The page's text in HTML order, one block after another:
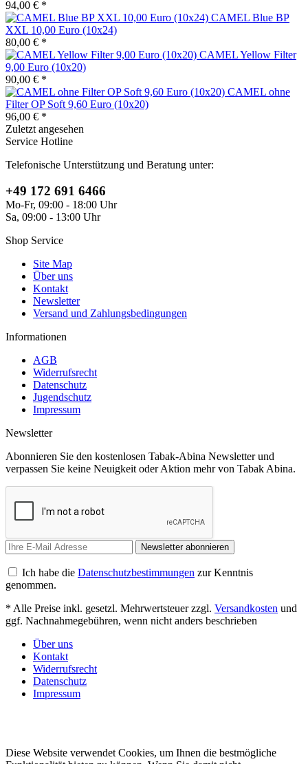
94,00 € *
CAMEL Blue BP
XXL 10,00 Euro (10x24)
80,00 € *
CAMEL Yellow Filter
9,00 Euro (10x20)
90,00 € *
CAMEL ohne
Filter OP Soft 9,60 Euro (10x20)
96,00 € *
Zuletzt angesehen
Service Hotline
Telefonische Unterstützung und Beratung unter:
+49 172 691 6466
Mo-Fr, 09:00 - 18:00 Uhr
Sa, 09:00 - 13:00 Uhr
Shop Service
Site Map
Über uns
Kontakt
Newsletter
Versand und Zahlungsbedingungen
Informationen
AGB
Widerrufsrecht
Datenschutz
Jugendschutz
Impressum
Newsletter
Abonnieren Sie den kostenlosen Tabak-Abina Newsletter und
verpassen Sie keine Neuigkeit oder Aktion mehr von Tabak Abina.
Newsletter abonnieren
Ich habe die Datenschutzbestimmungen zur Kenntnis
genommen.
* Alle Preise inkl. gesetzl. Mehrwertsteuer zzgl. Versandkosten und
ggf. Nachnahmegebühren, wenn nicht anders beschrieben
Über uns
Kontakt
Widerrufsrecht
Datenschutz
Impressum
Diese Website verwendet Cookies, um Ihnen die bestmögliche